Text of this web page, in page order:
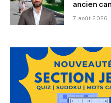
ancien
7 août 2026